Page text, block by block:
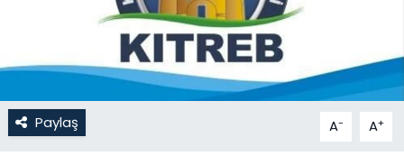
Paylaş A- A+
Nöbetçi Eczaneler
Otomobil Dünyası
Politika